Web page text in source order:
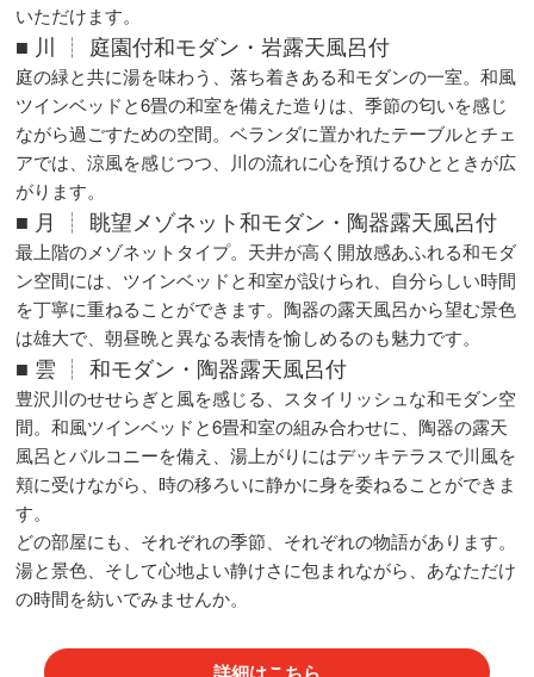
いただけます。
■ 川 ┊ 庭園付和モダン・岩露天風呂付
庭の緑と共に湯を味わう、落ち着きある和モダンの一室。和風
ツインベッドと6畳の和室を備えた造りは、季節の匂いを感じ
ながら過ごすための空間。ベランダに置かれたテーブルとチェ
アでは、涼風を感じつつ、川の流れに心を預けるひとときが広
がります。
■ 月 ┊ 眺望メゾネット和モダン・陶器露天風呂付
最上階のメゾネットタイプ。天井が高く開放感あふれる和モダ
ン空間には、ツインベッドと和室が設けられ、自分らしい時間
を丁寧に重ねることができます。陶器の露天風呂から望む景色
は雄大で、朝昼晩と異なる表情を愉しめるのも魅力です。
■ 雲 ┊ 和モダン・陶器露天風呂付
豊沢川のせせらぎと風を感じる、スタイリッシュな和モダン空
間。和風ツインベッドと6畳和室の組み合わせに、陶器の露天
風呂とバルコニーを備え、湯上がりにはデッキテラスで川風を
頬に受けながら、時の移ろいに静かに身を委ねることができま
す。
どの部屋にも、それぞれの季節、それぞれの物語があります。
湯と景色、そして心地よい静けさに包まれながら、あなただけ
の時間を紡いでみませんか。